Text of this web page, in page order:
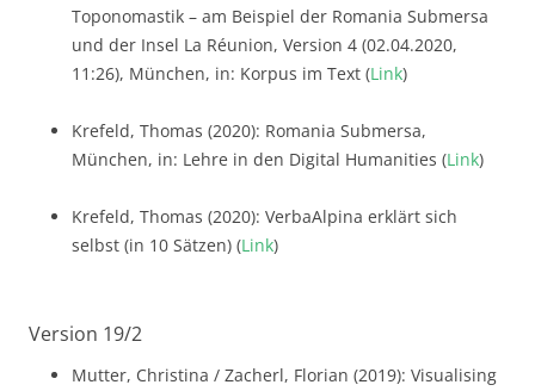
Toponomastik – am Beispiel der Romania Submersa
und der Insel La Réunion, Version 4 (02.04.2020,
11:26), München, in: Korpus im Text (Link)
Krefeld, Thomas (2020): Romania Submersa,
München, in: Lehre in den Digital Humanities (Link)
Krefeld, Thomas (2020): VerbaAlpina erklärt sich
selbst (in 10 Sätzen) (Link)
Version 19/2
Mutter, Christina / Zacherl, Florian (2019): Visualising